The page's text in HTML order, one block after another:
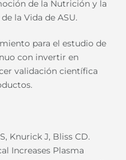
de la Nutrición y la
la Vida de ASU.
para el estudio de
con invertir en
validación científica
Knurick J, Bliss CD.
Increases Plasma